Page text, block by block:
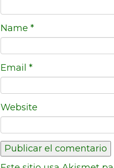
Name *
Email *
Website